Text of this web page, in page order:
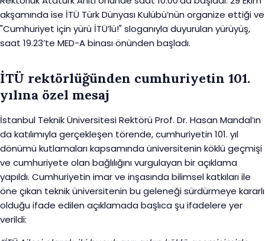
akşamında ise İTÜ Türk Dünyası Kulübü’nün organize ettiği ve
"Cumhuriyet için yürü İTÜ’lü!" sloganıyla duyurulan yürüyüş,
saat 19.23’te MED-A binası önünden başladı.
İTÜ rektörlüğünden cumhuriyetin 101.
yılına özel mesaj
İstanbul Teknik Üniversitesi Rektörü Prof. Dr. Hasan Mandal’ın
da katılımıyla gerçekleşen törende, cumhuriyetin 101. yıl
dönümü kutlamaları kapsamında üniversitenin köklü geçmişi
ve cumhuriyete olan bağlılığını vurgulayan bir açıklama
yapıldı. Cumhuriyetin imar ve inşasında bilimsel katkıları ile
öne çıkan teknik üniversitenin bu geleneği sürdürmeye kararlı
olduğu ifade edilen açıklamada başlıca şu ifadelere yer
verildi: